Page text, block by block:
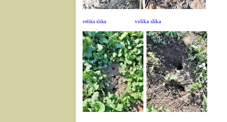
velika slika velika slika